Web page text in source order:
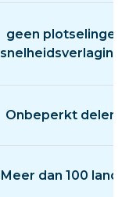
geen plotselinge
snelheidsverlaging
Onbeperkt delen
Meer dan 100